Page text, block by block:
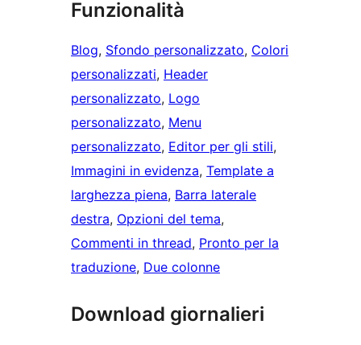
Funzionalità
Blog, Sfondo personalizzato, Colori
personalizzati, Header
personalizzato, Logo
personalizzato, Menu
personalizzato, Editor per gli stili
Immagini in evidenza, Template a
larghezza piena, Barra laterale
destra, Opzioni del tema
Commenti in thread, Pronto per la
traduzione, Due colonne
Download giornalieri